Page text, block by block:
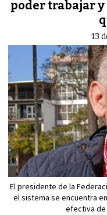
poder trabajar
13
El presidente de la
el sistema se encuentra
efectiva de